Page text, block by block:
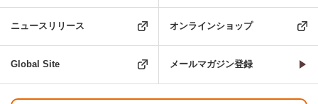
ニュースリリース オンラインショップ
Global Site メールマガジン登録